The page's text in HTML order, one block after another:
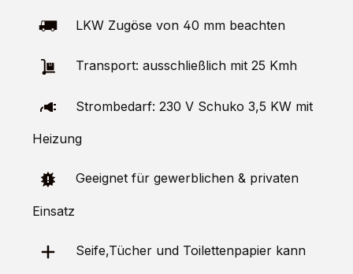
LKW Zugöse von 40 mm beachten
Transport: ausschließlich mit 25 Kmh
Strombedarf: 230 V Schuko 3,5 KW mit
Heizung
Geeignet für gewerblichen & privaten
Einsatz
Seife,Tücher und Toilettenpapier kann